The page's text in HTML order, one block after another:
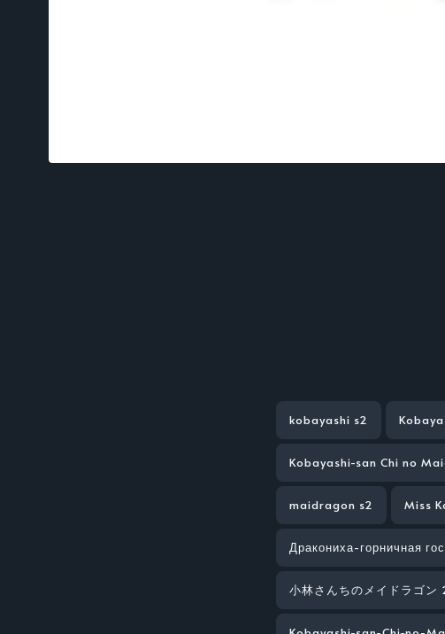
kobayashi s2
Kobayashi-san Chi no
maidragon s2 Miss
Дракониха-горничная
小林さんちのメイドラゴン